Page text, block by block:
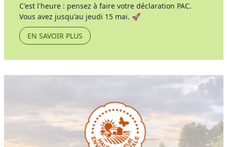
C'est l'heure : pensez à faire votre déclaration PAC.
Vous avez jusqu'au jeudi 15 mai. 🚀
EN SAVOIR PLUS